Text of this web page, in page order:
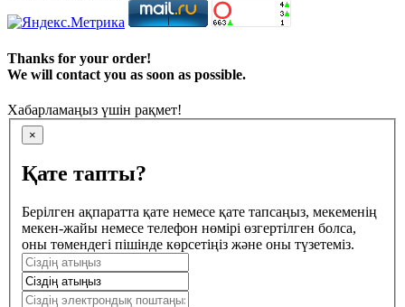
Thanks for your order!
We will contact you as soon as possible.
Хабарламаңыз үшін рақмет!
×
Қате тапты?
Берілген ақпаратта қате немесе қате тапсаңыз, мекеменің
мекен-жайы немесе телефон нөмірі өзгертілген болса,
оны төмендегі пішінде көрсетіңіз және оны түзетеміз.